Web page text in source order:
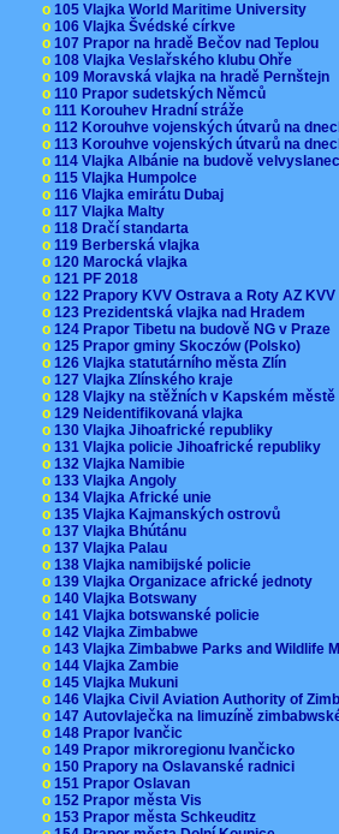
o 105 Vlajka World Maritime University
o 106 Vlajka Švédské církve
o 107 Prapor na hradě Bečov nad Teplou
o 108 Vlajka Veslařského klubu Ohře
o 109 Moravská vlajka na hradě Pernštejn
o 110 Prapor sudetských Němců
o 111 Korouhev Hradní stráže
o 112 Korouhve vojenských útvarů na
o 113 Korouhve vojenských útvarů na
o 114 Vlajka Albánie na budově
o 115 Vlajka Humpolce
o 116 Vlajka emirátu Dubaj
o 117 Vlajka Malty
o 118 Dračí standarta
o 119 Berberská vlajka
o 120 Marocká vlajka
o 121 PF 2018
o 122 Prapory KVV Ostrava a Roty AZ
o 123 Prezidentská vlajka nad Hradem
o 124 Prapor Tibetu na budově NG v Praze
o 125 Prapor gminy Skoczów (Polsko)
o 126 Vlajka statutárního města Zlín
o 127 Vlajka Zlínského kraje
o 128 Vlajky na stěžních v Kapském
o 129 Neidentifikovaná vlajka
o 130 Vlajka Jihoafrické republiky
o 131 Vlajka policie Jihoafrické republiky
o 132 Vlajka Namibie
o 133 Vlajka Angoly
o 134 Vlajka Africké unie
o 135 Vlajka Kajmanských ostrovů
o 137 Vlajka Bhútánu
o 137 Vlajka Palau
o 138 Vlajka namibijské policie
o 139 Vlajka Organizace africké jednoty
o 140 Vlajka Botswany
o 141 Vlajka botswanské policie
o 142 Vlajka Zimbabwe
o 143 Vlajka Zimbabwe Parks and Wildlife
o 144 Vlajka Zambie
o 145 Vlajka Mukuni
o 146 Vlajka Civil Aviation Authority of
o 147 Autovlaječka na limuzíně
o 148 Prapor Ivančic
o 149 Prapor mikroregionu Ivančicko
o 150 Prapory na Oslavanské radnici
o 151 Prapor Oslavan
o 152 Prapor města Vis
o 153 Prapor města Schkeuditz